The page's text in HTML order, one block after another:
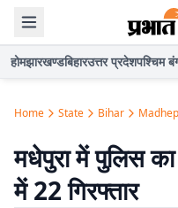
होमझारखण्डबिहारउत्तर प्रदेशपश्चिम
Home State Bihar
मधेपुरा में पुलिस
में 22 गिरफ्तार